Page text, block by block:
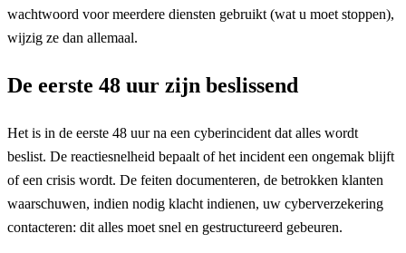
wachtwoord voor meerdere diensten gebruikt (wat u moet stoppen),
wijzig ze dan allemaal.
De eerste 48 uur zijn beslissend
Het is in de eerste 48 uur na een cyberincident dat alles wordt
beslist. De reactiesnelheid bepaalt of het incident een ongemak blijft
of een crisis wordt. De feiten documenteren, de betrokken klanten
waarschuwen, indien nodig klacht indienen, uw cyberverzekering
contacteren: dit alles moet snel en gestructureerd gebeuren.